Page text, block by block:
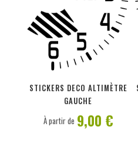
STICKERS DECO ALTIMÈTRE
GAUCHE
À partir de 9,00 €